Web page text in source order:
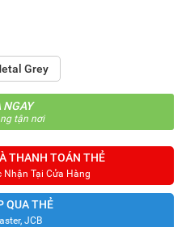
Grey
NGAY
tận nơi
THANH TOÁN THẺ
Nhận Tại Cửa Hàng
QUA THẺ
JCB